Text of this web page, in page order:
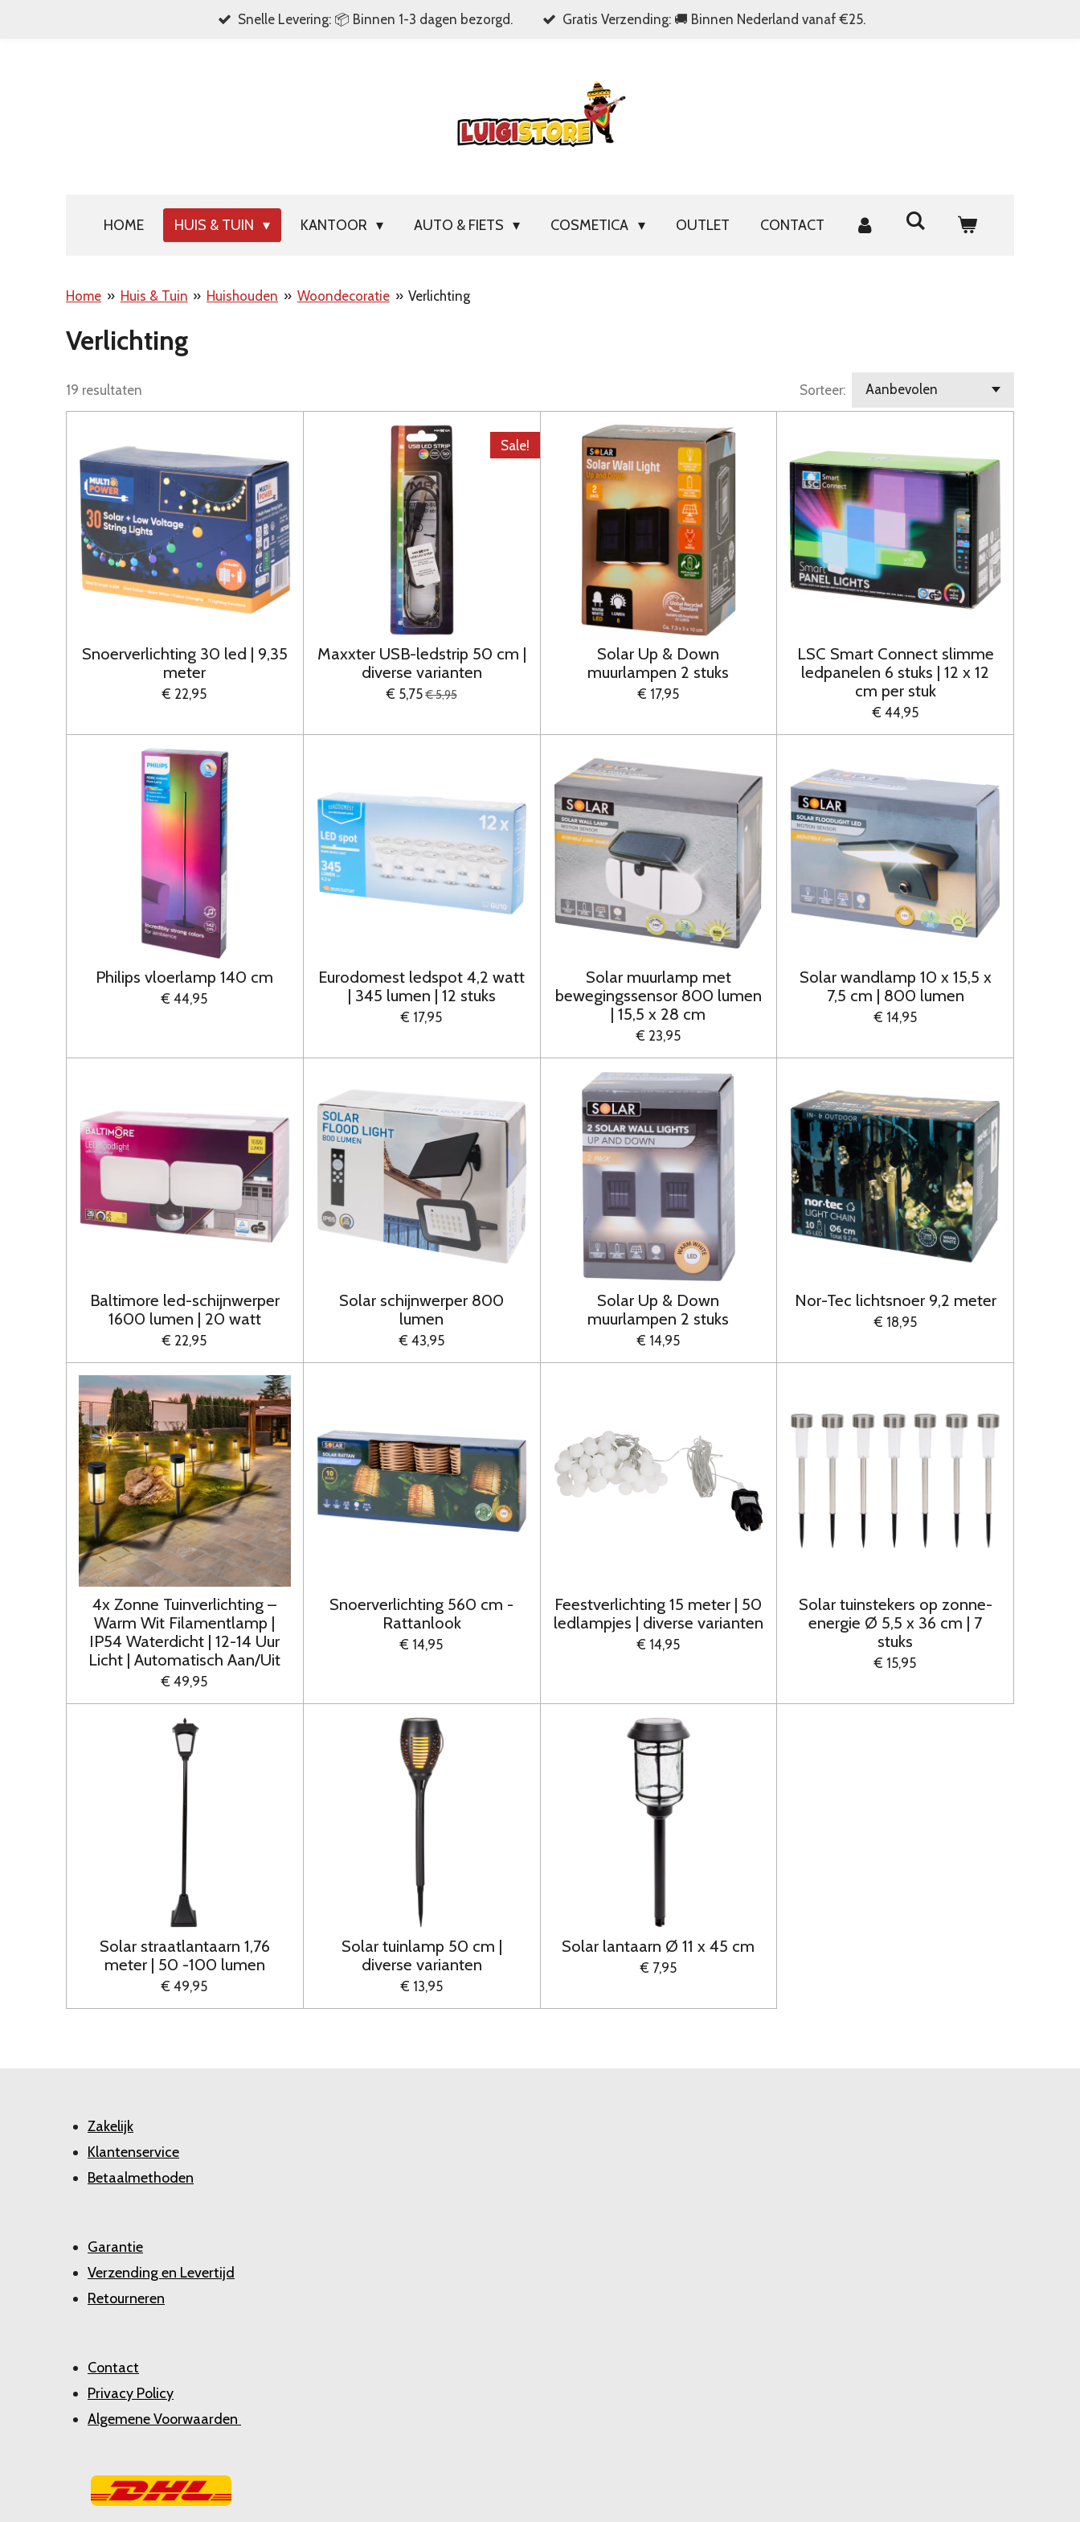
Snelle Levering: 📦 Binnen 1-3 dagen bezorgd. Gratis Verzending: 🚚 Binnen Nederland vanaf €25.
HOME HUIS & TUIN KANTOOR AUTO & FIETS COSMETICA OUTLET CONTACT
Home » Huis & Tuin » Huishouden » Woondecoratie » Verlichting
Verlichting
19 resultaten Sorteer:
Snoerverlichting 30 led | 9,35
meter
€ 22,95
Sale!
Maxxter USB-ledstrip 50 cm |
diverse varianten
€ 5,75 € 5,95
Solar Up & Down
muurlampen 2 stuks
€ 17,95
LSC Smart Connect slimme
ledpanelen 6 stuks | 12 x 12
cm per stuk
€ 44,95
Philips vloerlamp 140 cm
€ 44,95
Eurodomest ledspot 4,2 watt
| 345 lumen | 12 stuks
€ 17,95
Solar muurlamp met
bewegingssensor 800 lumen
| 15,5 x 28 cm
€ 23,95
Solar wandlamp 10 x 15,5 x
7,5 cm | 800 lumen
€ 14,95
Baltimore led-schijnwerper
1600 lumen | 20 watt
€ 22,95
Solar schijnwerper 800
lumen
€ 43,95
Solar Up & Down
muurlampen 2 stuks
€ 14,95
Nor-Tec lichtsnoer 9,2 meter
€ 18,95
4x Zonne Tuinverlichting –
Warm Wit Filamentlamp |
IP54 Waterdicht | 12-14 Uur
Licht | Automatisch Aan/Uit
€ 49,95
Snoerverlichting 560 cm -
Rattanlook
€ 14,95
Feestverlichting 15 meter | 50
ledlampjes | diverse varianten
€ 14,95
Solar tuinstekers op zonne-
energie Ø 5,5 x 36 cm | 7
stuks
€ 15,95
Solar straatlantaarn 1,76
meter | 50 -100 lumen
€ 49,95
Solar tuinlamp 50 cm |
diverse varianten
€ 13,95
Solar lantaarn Ø 11 x 45 cm
€ 7,95
Zakelijk
Klantenservice
Betaalmethoden
Garantie
Verzending en Levertijd
Retourneren
Contact
Privacy Policy
Algemene Voorwaarden